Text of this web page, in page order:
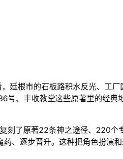
廷根市的石板路积水反光、工厂
号、丰收教堂这些原著里的经典
刻了原著22条神之途径、220个
、逐步晋升。这种把角色扮演